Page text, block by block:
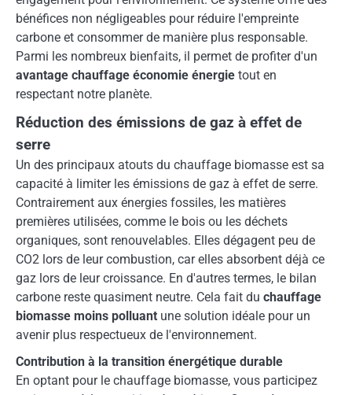
bénéfices non négligeables pour réduire l'empreinte
carbone et consommer de manière plus responsable.
Parmi les nombreux bienfaits, il permet de profiter d'un
avantage chauffage économie énergie tout en
respectant notre planète.
Réduction des émissions de gaz à effet de
serre
Un des principaux atouts du chauffage biomasse est sa
capacité à limiter les émissions de gaz à effet de serre.
Contrairement aux énergies fossiles, les matières
premières utilisées, comme le bois ou les déchets
organiques, sont renouvelables. Elles dégagent peu de
CO2 lors de leur combustion, car elles absorbent déjà ce
gaz lors de leur croissance. En d'autres termes, le bilan
carbone reste quasiment neutre. Cela fait du chauffage
biomasse moins polluant une solution idéale pour un
avenir plus respectueux de l'environnement.
Contribution à la transition énergétique durable
En optant pour le chauffage biomasse, vous participez